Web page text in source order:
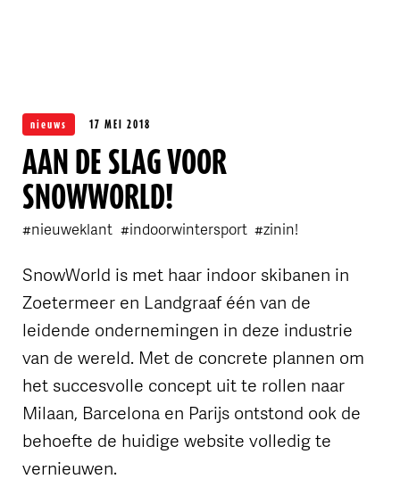
nieuws 17 MEI 2018
AAN DE SLAG VOOR
SNOWWORLD!
#nieuweklant #indoorwintersport #zinin!
SnowWorld is met haar indoor skibanen in
Zoetermeer en Landgraaf één van de
leidende ondernemingen in deze industrie
van de wereld. Met de concrete plannen om
het succesvolle concept uit te rollen naar
Milaan, Barcelona en Parijs ontstond ook de
behoefte de huidige website volledig te
vernieuwen.